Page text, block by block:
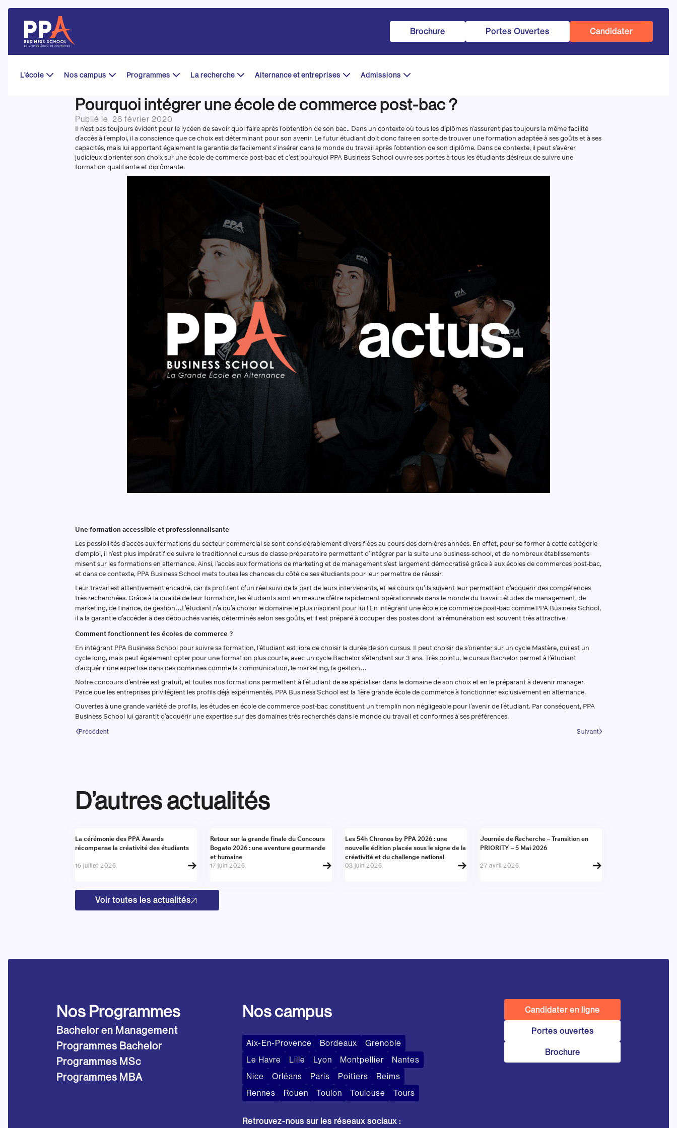
content
Brochure Portes Ouvertes Candidater
L’école Nos campus Programmes La recherche Alternance et entreprises Admissions
Pourquoi intégrer une école de commerce post-bac ?
Publié le28 février 2020
Il n’est pas toujours évident pour le lycéen de savoir quoi faire après l’obtention de son bac.. Dans un contexte où tous les diplômes n’assurent pas toujours la même facilité
d’accès à l’emploi, il a conscience que ce choix est déterminant pour son avenir. Le futur étudiant doit donc faire en sorte de trouver une formation adaptée à ses goûts et à ses
capacités, mais lui apportant également la garantie de facilement s’insérer dans le monde du travail après l’obtention de son diplôme. Dans ce contexte, il peut s’avérer
judicieux d’orienter son choix sur une école de commerce post-bac et c’est pourquoi PPA Business School ouvre ses portes à tous les étudiants désireux de suivre une
formation qualifiante et diplômante.
Une formation accessible et professionnalisante
Les possibilités d’accès aux formations du secteur commercial se sont considérablement diversifiées au cours des dernières années. En effet, pour se former à cette catégorie
d’emploi, il n’est plus impératif de suivre le traditionnel cursus de classe préparatoire permettant d’intégrer par la suite une business-school, et de nombreux établissements
misent sur les formations en alternance. Ainsi, l’accès aux formations de marketing et de management s’est largement démocratisé grâce à aux écoles de commerces post-bac,
et dans ce contexte, PPA Business School mets toutes les chances du côté de ses étudiants pour leur permettre de réussir.
Leur travail est attentivement encadré, car ils profitent d’un réel suivi de la part de leurs intervenants, et les cours qu’ils suivent leur permettent d’acquérir des compétences
très recherchées. Grâce à la qualité de leur formation, les étudiants sont en mesure d’être rapidement opérationnels dans le monde du travail : études de management, de
marketing, de finance, de gestion…L’étudiant n’a qu’à choisir le domaine le plus inspirant pour lui ! En intégrant une école de commerce post-bac comme PPA Business School,
il a la garantie d’accéder à des débouchés variés, déterminés selon ses goûts, et il est préparé à occuper des postes dont la rémunération est souvent très attractive.
Comment fonctionnent les écoles de commerce ?
En intégrant PPA Business School pour suivre sa formation, l’étudiant est libre de choisir la durée de son cursus. Il peut choisir de s’orienter sur un cycle Mastère, qui est un
cycle long, mais peut également opter pour une formation plus courte, avec un cycle Bachelor s’étendant sur 3 ans. Très pointu, le cursus Bachelor permet à l’étudiant
d’acquérir une expertise dans des domaines comme la communication, le marketing, la gestion…
Notre concours d’entrée est gratuit, et toutes nos formations permettent à l’étudiant de se spécialiser dans le domaine de son choix et en le préparant à devenir manager.
Parce que les entreprises privilégient les profils déjà expérimentés, PPA Business School est la 1ère grande école de commerce à fonctionner exclusivement en alternance.
Ouvertes à une grande variété de profils, les études en école de commerce post-bac constituent un tremplin non négligeable pour l’avenir de l’étudiant. Par conséquent, PPA
Business School lui garantit d’acquérir une expertise sur des domaines très recherchés dans le monde du travail et conformes à ses préférences.
Précédent Suivant
D’autres actualités
Actualité
La cérémonie des PPA Awards
récompense la créativité des étudiants
15 juillet 2026
Actualité
Retour sur la grande finale du Concours
Bogato 2026 : une aventure gourmande
et humaine
17 juin 2026
Actualité
Les 54h Chronos by PPA 2026 : une
nouvelle édition placée sous le signe de la
créativité et du challenge national
03 juin 2026
Actualité
Journée de Recherche – Transition en
PRIORITY – 5 Mai 2026
27 avril 2026
Voir toutes les actualités
Nos Programmes
Bachelor en Management
Programmes Bachelor
Programmes MSc
Programmes MBA
Nos campus
Aix-En-Provence Bordeaux
Grenoble
Le Havre
Lille Lyon Montpellier
Nantes
Nice
Orléans Paris Poitiers
Reims
Rennes
Rouen Toulon Toulouse Tours
Retrouvez-nous sur les réseaux sociaux :
Candidater en ligne
Portes ouvertes
Brochure